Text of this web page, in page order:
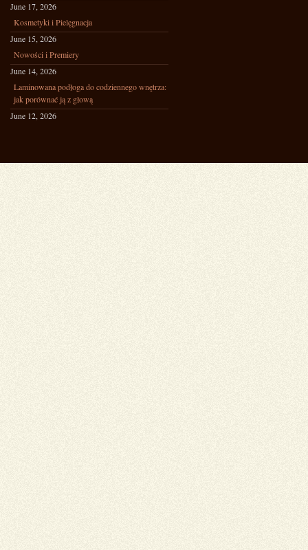
June 17, 2026
Kosmetyki i Pielęgnacja
June 15, 2026
Nowości i Premiery
June 14, 2026
Laminowana podłoga do codziennego wnętrza:
jak porównać ją z głową
June 12, 2026